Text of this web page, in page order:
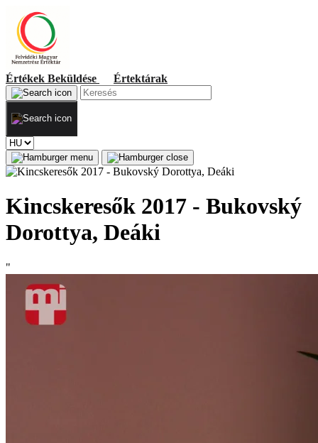
Értékek Beküldése Értektárak
Kincskeresők 2017 - Bukovský
Dorottya, Deáki
"